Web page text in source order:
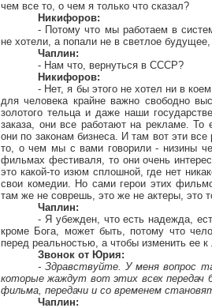
чем все то, о чем я только что сказал?
Никифоров:
- Потому что мы работаем в
не хотели, а попали не в светлое
Чаплин:
- Нам что, вернуться в СССР?
Никифоров:
- Нет, я бы этого не хотел ни в
для человека крайне важно свободно
золотого тельца и даже наши
заказа, они все работают на рекламе. То
они по законам бизнеса. И там вот эти
то, о чем мы с вами говорили - низины
фильмах фестиваля, то они очень
это какой-то изюм сплошной, где нет
свои комедии. Но сами герои этих
там же не соврешь, это же не актеры, это
Чаплин:
- Я убежден, что есть надежда,
кроме Бога, может быть, потому что
перед реальностью, а чтобы изменить ее
Звонок от Юрия:
- Здравствуйте. У меня вопрос
которые жаждут вот этих всех передач
фильма, передачи и со временем
Чаплин: